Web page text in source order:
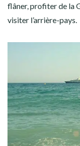
flâner, profiter de la
visiter l’arrière-pays.